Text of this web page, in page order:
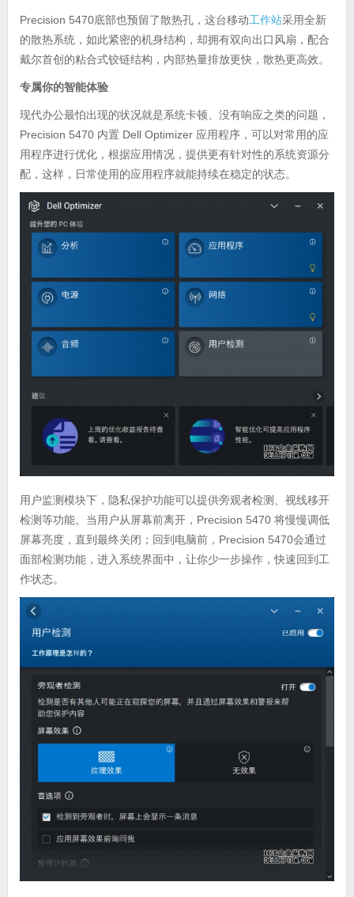
Precision 5470底部也预留了散热孔，这台移动工作站采用全新
的散热系统，如此紧密的机身结构，却拥有双向出口风扇，配合
戴尔首创的粘合式铰链结构，内部热量排放更快，散热更高效。
专属你的智能体验
现代办公最怕出现的状况就是系统卡顿、没有响应之类的问题，
Precision 5470 内置 Dell Optimizer 应用程序，可以对常用的应
用程序进行优化，根据应用情况，提供更有针对性的系统资源分
配，这样，日常使用的应用程序就能持续在稳定的状态。
用户监测模块下，隐私保护功能可以提供旁观者检测、视线移开
检测等功能。当用户从屏幕前离开，Precision 5470 将慢慢调低
屏幕亮度，直到最终关闭；回到电脑前，Precision 5470会通过
面部检测功能，进入系统界面中，让你少一步操作，快速回到工
作状态。